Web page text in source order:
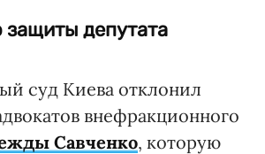
защиты депутата
суд Киева отклонил
внефракционного
Савченко, которую